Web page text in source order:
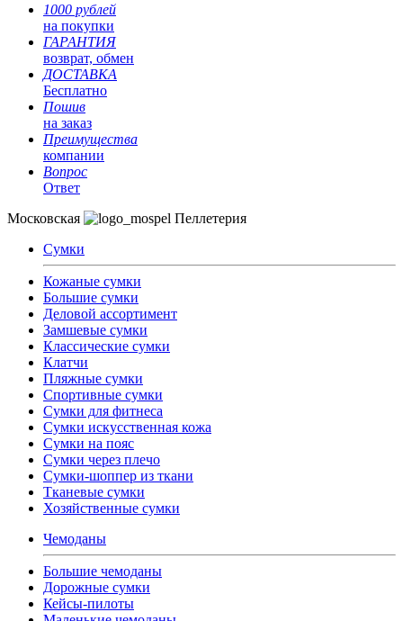
1000 рублей
на покупки
ГАРАНТИЯ
возврат, обмен
ДОСТАВКА
Бесплатно
Пошив
на заказ
Преимущества
компании
Вопрос
Ответ
Московская
Пеллетерия
Сумки
Кожаные сумки
Большие сумки
Деловой ассортимент
Замшевые сумки
Классические сумки
Клатчи
Пляжные сумки
Спортивные сумки
Сумки для фитнеса
Сумки искусственная кожа
Сумки на пояс
Сумки через плечо
Сумки-шоппер из ткани
Тканевые сумки
Хозяйственные сумки
Чемоданы
Большие чемоданы
Дорожные сумки
Кейсы-пилоты